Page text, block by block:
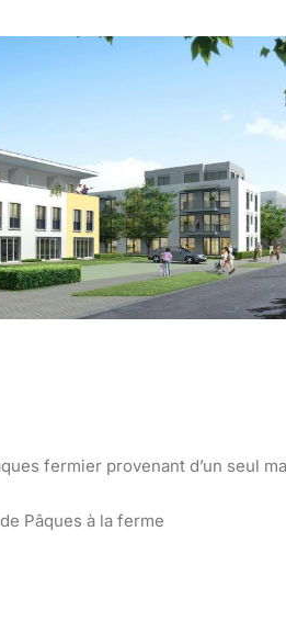
fermier provenant d’un seul
Pâques à la ferme